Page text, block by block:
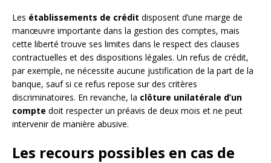
Les établissements de crédit disposent d’une marge de
manœuvre importante dans la gestion des comptes, mais
cette liberté trouve ses limites dans le respect des clauses
contractuelles et des dispositions légales. Un refus de crédit,
par exemple, ne nécessite aucune justification de la part de la
banque, sauf si ce refus repose sur des critères
discriminatoires. En revanche, la clôture unilatérale d’un
compte doit respecter un préavis de deux mois et ne peut
intervenir de manière abusive.
Les recours possibles en cas de